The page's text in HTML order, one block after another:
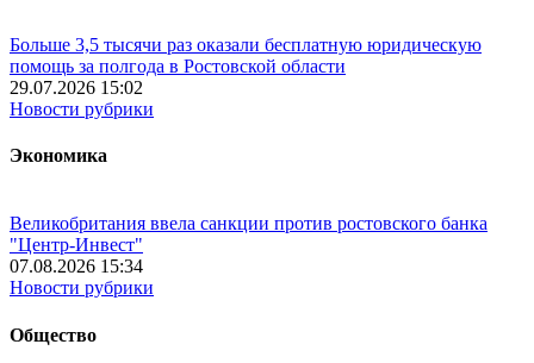
Больше 3,5 тысячи раз оказали бесплатную юридическую
помощь за полгода в Ростовской области
29.07.2026 15:02
Новости рубрики
Экономика
Великобритания ввела санкции против ростовского банка
"Центр-Инвест"
07.08.2026 15:34
Новости рубрики
Общество